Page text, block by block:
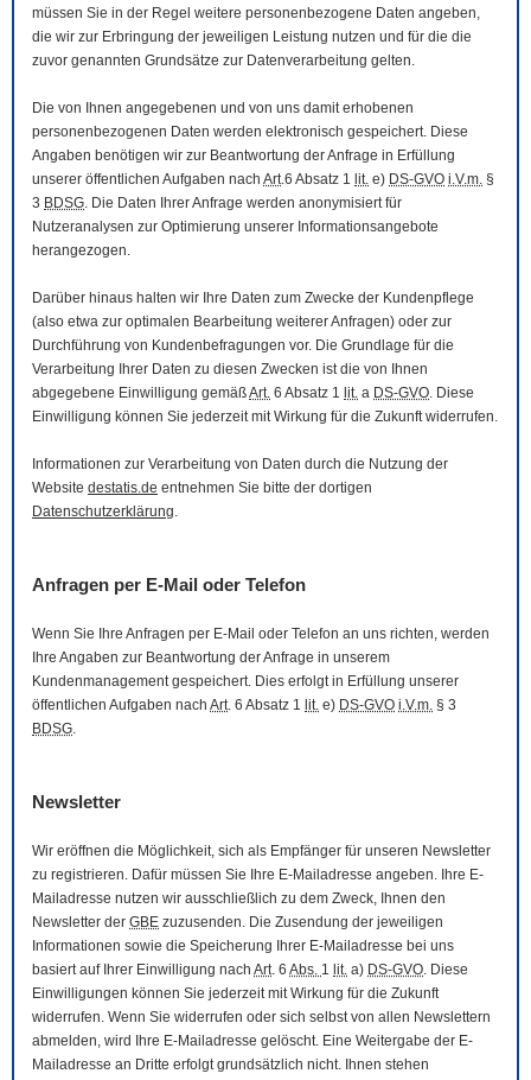
müssen Sie in der Regel weitere personenbezogene Daten angeben,
die wir zur Erbringung der jeweiligen Leistung nutzen und für die die
zuvor genannten Grundsätze zur Datenverarbeitung gelten.
Die von Ihnen angegebenen und von uns damit erhobenen
personenbezogenen Daten werden elektronisch gespeichert. Diese
Angaben benötigen wir zur Beantwortung der Anfrage in Erfüllung
unserer öffentlichen Aufgaben nach Art.6 Absatz 1 lit. e) DS-GVO i.V.m. §
3 BDSG. Die Daten Ihrer Anfrage werden anonymisiert für
Nutzeranalysen zur Optimierung unserer Informationsangebote
herangezogen.
Darüber hinaus halten wir Ihre Daten zum Zwecke der Kundenpflege
(also etwa zur optimalen Bearbeitung weiterer Anfragen) oder zur
Durchführung von Kundenbefragungen vor. Die Grundlage für die
Verarbeitung Ihrer Daten zu diesen Zwecken ist die von Ihnen
abgegebene Einwilligung gemäßArt. 6 Absatz 1 lit. a DS-GVO. Diese
Einwilligung können Sie jederzeit mit Wirkung für die Zukunft widerrufen.
Informationen zur Verarbeitung von Daten durch die Nutzung der
Website destatis.de entnehmen Sie bitte der dortigen
Datenschutzerklärung.
Anfragen per E-Mail oder Telefon
Wenn Sie Ihre Anfragen per E-Mail oder Telefon an uns richten, werden
Ihre Angaben zur Beantwortung der Anfrage in unserem
Kundenmanagement gespeichert. Dies erfolgt in Erfüllung unserer
öffentlichen Aufgaben nach Art. 6 Absatz 1 lit. e) DS-GVO i.V.m. § 3
BDSG.
Newsletter
Wir eröffnen die Möglichkeit, sich als Empfänger für unseren Newsletter
zu registrieren. Dafür müssen Sie Ihre E-Mail adresse angeben. Ihre E-
Mail adresse nutzen wir ausschließlich zu dem Zweck, Ihnen den
Newsletter der GBE zuzusenden. Die Zusendung der jeweiligen
Informationen sowie die Speicherung Ihrer E-Mail adresse bei uns
basiert auf Ihrer Einwilligung nach Art. 6 Abs. 1 lit. a) DS-GVO. Diese
Einwilligungen können Sie jederzeit mit Wirkung für die Zukunft
widerrufen. Wenn Sie widerrufen oder sich selbst von allen Newslettern
abmelden, wird Ihre E-Mail adresse gelöscht. Eine Weitergabe der E-
Mail adresse an Dritte erfolgt grundsätzlich nicht. Ihnen stehen